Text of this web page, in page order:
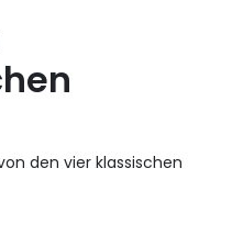
den vier klassischen